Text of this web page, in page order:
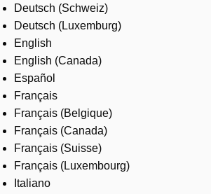
Where to buy
Contact us
Careers
Deutsch (Schweiz)
Deutsch (Luxemburg)
English
English (Canada)
Español
Français
Français (Belgique)
Français (Canada)
Français (Suisse)
Français (Luxembourg)
Italiano